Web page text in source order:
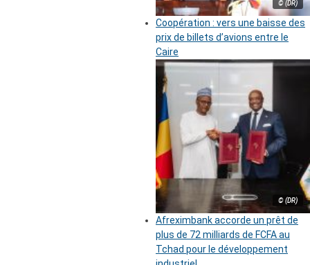
© (DR)
Coopération : vers une baisse des
prix de billets d’avions entre le
Caire
© (DR)
Afreximbank accorde un prêt de
plus de 72 milliards de FCFA au
Tchad pour le développement